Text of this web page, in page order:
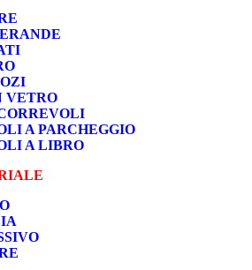
VETRO
A PARCHEGGIO
A LIBRO